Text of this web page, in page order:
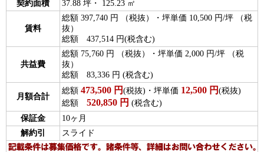
契約面積
37.88 坪・ 125.23 ㎡
賃料
総額 397,740 円 （税抜）・坪単価 10,500 円/坪 （税
抜）
総額 437,514 円(税含む)
共益費
総額 75,760 円 （税抜）・坪単価 2,000 円/坪 （税
抜）
総額 83,336 円 (税含む)
月額合計
総額 473,500 円 (税抜)・坪単価 12,500 円 (税抜)
総額 520,850 円 (税含む)
保証金
10ヶ月
解約引
スライド